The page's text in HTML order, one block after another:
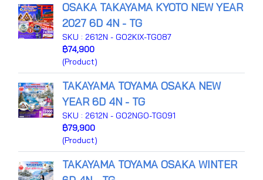
OSAKA TAKAYAMA KYOTO NEW YEAR
2027 6D 4N - TG
SKU : 2612N - GO2KIX-TG087
฿74,900
(Product)
TAKAYAMA TOYAMA OSAKA NEW
YEAR 6D 4N - TG
SKU : 2612N - GO2NGO-TG091
฿79,900
(Product)
TAKAYAMA TOYAMA OSAKA WINTER